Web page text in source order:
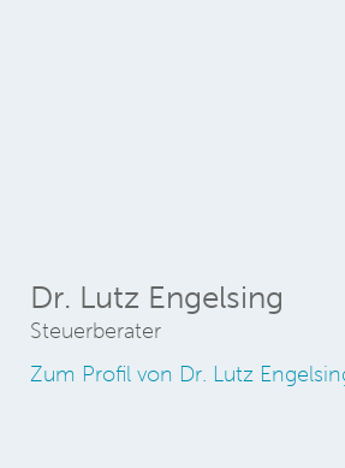
Dr. Lutz Engelsing
Steuerberater
Zum Profil von Dr. Lutz